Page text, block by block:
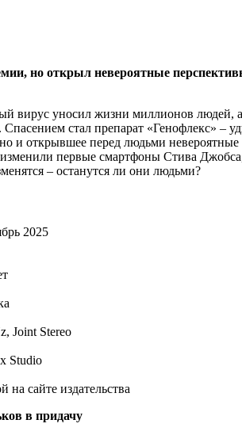
но открыл невероятные
вирус уносил жизни миллионов людей,
стал препарат «Генофлекс» –
и открывшее перед людьми
изменили первые смартфоны Стива
– останутся ли они людьми?
2025
Joint Stereo
Studio
на сайте издательства
в придачу